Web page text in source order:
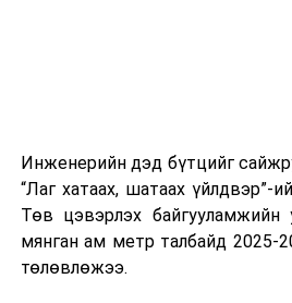
өдөр тутмын ажлын бэлэн
практик ур чадварыг
Сургалтыг танилцуулах
жишээнд суурилсан сургалт,
Инженерийн дэд бүтцийг
“Лаг хатаах, шатаах үйлдвэр”-
Төв цэвэрлэх байгууламжийн
мянган ам метр талбайд 2025-
төлөвлөжээ.